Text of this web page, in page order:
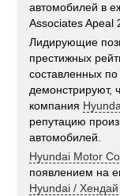
автомобилей в
Associates Apeal
Лидирующие
престижных
составленных
демонстрируют,
компания
репутацию
автомобилей.
Hyundai Motor
появлением на
Hyundai / Хендай